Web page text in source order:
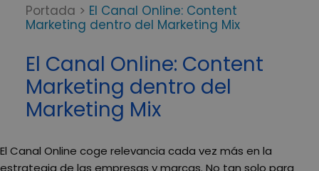
Portada > El Canal Online: Content
Marketing dentro del Marketing Mix
El Canal Online: Content
Marketing dentro del
Marketing Mix
El Canal Online coge relevancia cada vez más en la
estrategia de las empresas y marcas. No tan solo para